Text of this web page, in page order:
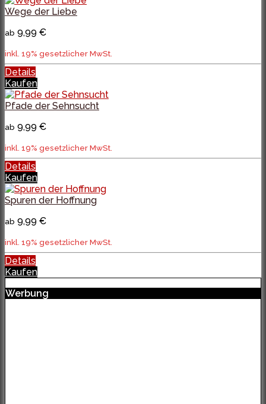
Wege der Liebe
ab 9,99 €
inkl. 19% gesetzlicher MwSt.
Details
Kaufen
Pfade der Sehnsucht
ab 9,99 €
inkl. 19% gesetzlicher MwSt.
Details
Kaufen
Spuren der Hoffnung
ab 9,99 €
inkl. 19% gesetzlicher MwSt.
Details
Kaufen
Werbung